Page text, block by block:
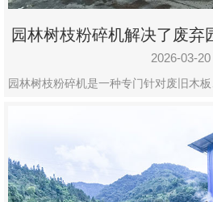
园林树枝粉碎机解决了废弃
利用
2026-03-20
园林树枝粉碎机是一种专门针对废旧木